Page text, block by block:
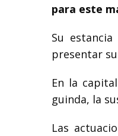
para este
Su
presentar
En la
guinda, la
Las